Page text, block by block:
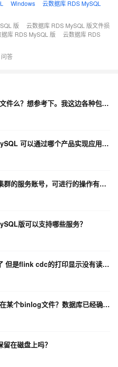
Windows
云数据库 RDS MySQL
版
云数据库 RDS MySQL 版文件损
库 RDS MySQL 版
云数据库 RDS
问答
有成功的对接mysql5.6的pom文件么？想参考下。我这边各种包冲突
自建的 MySQL 迁移至 RDS MySQL 可以通过哪个产品实现应用不停服务的情况下，平滑完成数
通过AnalyticDB for MySQL 集群的服务账号，可进行的操作有哪些？
版可以支持哪些服务？
我的mysql的binlog已经开启了 但是flink cdc的打印显示没有读取到binlog文件，
有没有遇到同步MySQL一直卡在某个binlog文件？数据库已经确认后续的binlog都生成了 io
在磁盘上吗？